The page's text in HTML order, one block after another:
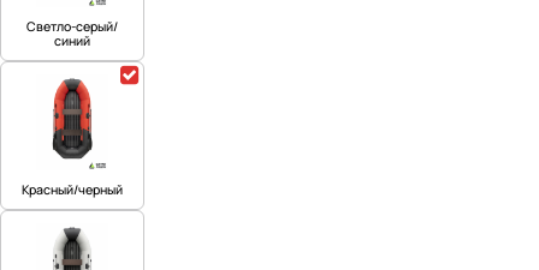
Светло-серый/
синий
Красный/черный